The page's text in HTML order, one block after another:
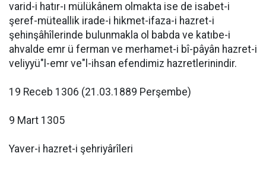
varid-i hatır-ı mülükânem olmakta ise de isabet-i
şeref-müteallik irade-i hikmet-ifaza-i hazret-i
şehinşâhîlerinde bulunmakla ol babda ve katıbe-i
ahvalde emr ü ferman ve merhamet-i bî-pâyân hazret-i
veliyyü"l-emr ve"l-ihsan efendimiz hazretlerinindir.
19 Receb 1306 (21.03.1889 Perşembe)
9 Mart 1305
Yaver-i hazret-i şehriyârîleri